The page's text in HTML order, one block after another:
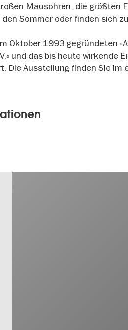
Mausohren, die größten
Sommer oder finden sich
Oktober 1993 gegründeten
und das bis heute wirkende
Die Ausstellung finden Sie im